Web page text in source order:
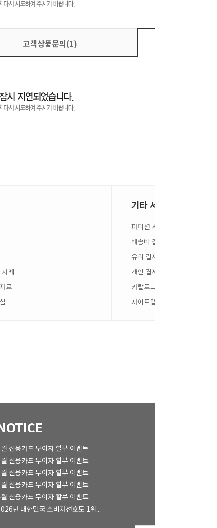
고객상품문의(1)
례
료
기타 서비스
파티션 시뮬레이션
배송비 결제
유리 결제
개인 결제
카탈로그 신청
사이트맵
신용카드 무이자 할부 이벤트
신용카드 무이자 할부 이벤트
신용카드 무이자 할부 이벤트
신용카드 무이자 할부 이벤트
신용카드 무이자 할부 이벤트
년 대한민국 소비자선호도 1위...